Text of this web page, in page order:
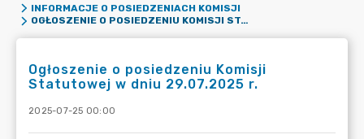
INFORMACJE O POSIEDZENIACH KOMISJI
OGŁOSZENIE O POSIEDZENIU KOMISJI STATUTOWEJ W DNIU 29.07.2025 R.
Ogłoszenie o posiedzeniu Komisji
Statutowej w dniu 29.07.2025 r.
2025-07-25 00:00